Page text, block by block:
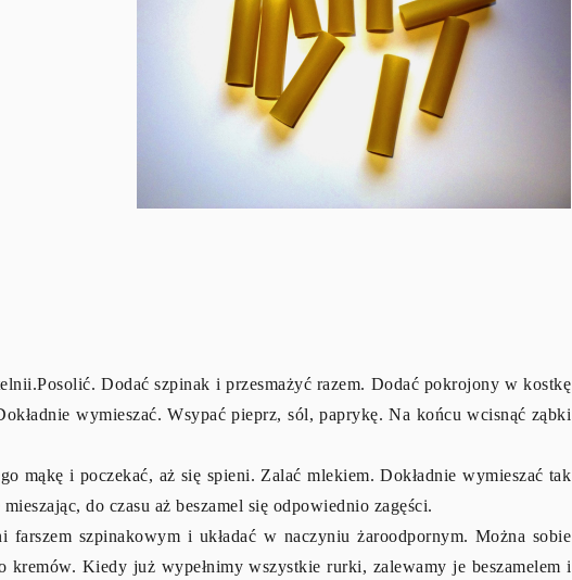
Dodać szpinak i przesmażyć razem. Dodać pokrojony w kostkę
wymieszać. Wsypać pieprz, sól, paprykę. Na końcu wcisnąć ząbki
mąkę i poczekać, aż się spieni. Zalać mlekiem. Dokładnie wymieszać tak
do czasu aż beszamel się odpowiednio zagęści.
farszem szpinakowym i układać w naczyniu żaroodpornym. Można sobie
kremów. Kiedy już wypełnimy wszystkie rurki, zalewamy je beszamelem i